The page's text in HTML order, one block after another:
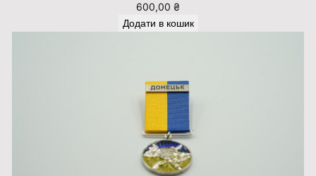
600,00 ₴
Додати в кошик